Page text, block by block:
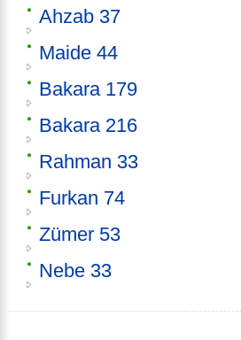
Ahzab 37
Maide 44
Bakara 179
Bakara 216
Rahman 33
Furkan 74
Zümer 53
Nebe 33